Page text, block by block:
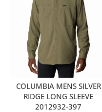
COLUMBIA MENS SILVER
RIDGE LONG SLEEVE
2012932-397